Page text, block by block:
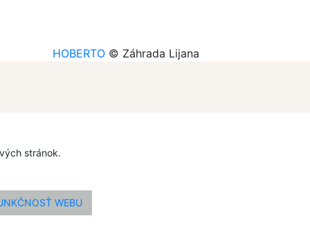
HOBERTO © Záhrada Lijana
stránok.
WEBU